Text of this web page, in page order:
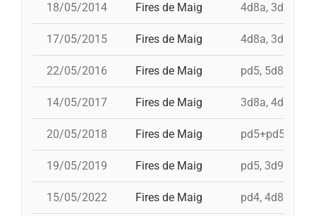
18/05/2014 Fires de Maig 4d8a, 3d9f,
17/05/2015 Fires de Maig 4d8a, 3d9f,
22/05/2016 Fires de Maig pd5, 5d8,
14/05/2017 Fires de Maig 3d8a, 4d9f,
20/05/2018 Fires de Maig pd5+pd5c,
19/05/2019 Fires de Maig pd5, 3d9f, id
15/05/2022 Fires de Maig pd4, 4d8a,